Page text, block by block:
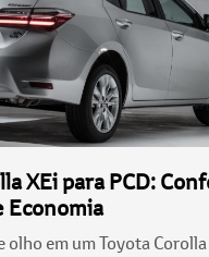
XEi para PCD:
Economia
olho em um Toyota